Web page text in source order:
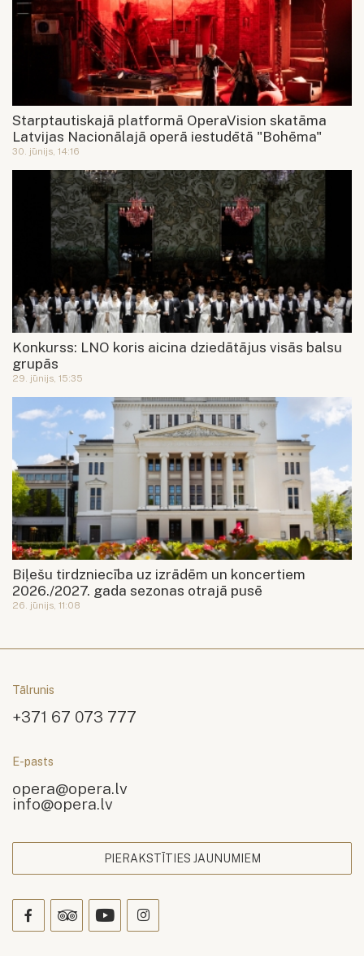
Starptautiskajā platformā OperaVision skatāma
Latvijas Nacionālajā operā iestudētā "Bohēma"
30. jūnijs, 14:16
Konkurss: LNO koris aicina dziedātājus visās balsu
grupās
29. jūnijs, 15:35
Biļešu tirdzniecība uz izrādēm un koncertiem
2026./2027. gada sezonas otrajā pusē
26. jūnijs, 11:08
Tālrunis
+371 67 073 777
E-pasts
opera@opera.lv
info@opera.lv
PIERAKSTĪTIES JAUNUMIEM